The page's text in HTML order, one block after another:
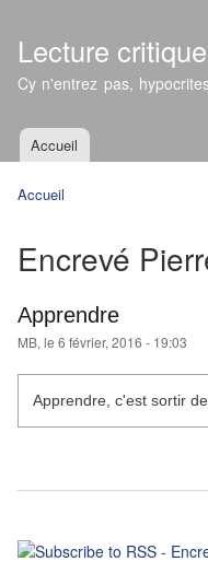
Lecture critique
Cy n'entrez pas,
Menu principal
Accueil
Accueil
Encrevé
Apprendre
MB, le 6 février, 2016 - 19:03
Apprendre, c'est sortir